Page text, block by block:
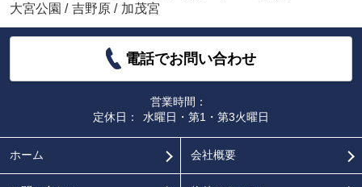
大宮公園 / 吉野原 / 加茂宮
電話でお問い合わせ
営業時間：
定休日：
水曜日・第1・第3火曜日
ホーム 会社概要